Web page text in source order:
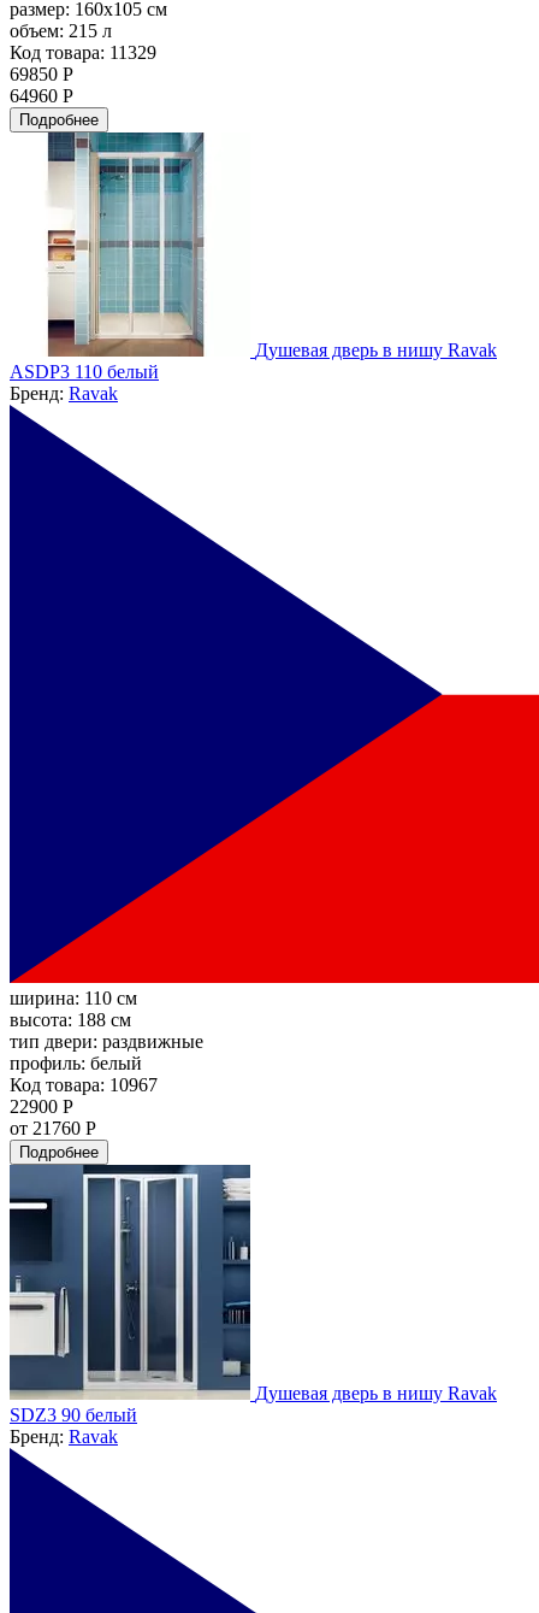
размер: 160x105 см
объем: 215 л
Код товара: 11329
69850 Р
64960 Р
Подробнее
Душевая дверь в нишу Ravak
ASDP3 110 белый
Бренд: Ravak
ширина: 110 см
высота: 188 см
тип двери: раздвижные
профиль: белый
Код товара: 10967
22900 Р
от 21760 Р
Подробнее
Душевая дверь в нишу Ravak
SDZ3 90 белый
Бренд: Ravak